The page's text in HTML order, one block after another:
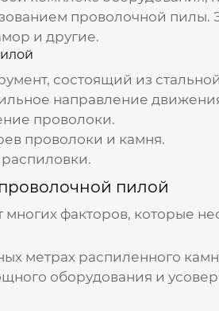
проволочной пилы.
и другие.
состоящий из
направление
проволоки.
проволоки и камня.
пилой
многих факторов, которые
метрах распиленного
оборудования и